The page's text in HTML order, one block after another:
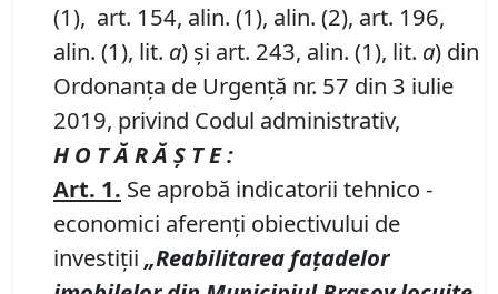
(1), art. 154, alin. (1), alin. (2), art. 196,
alin. (1), lit. a) și art. 243, alin. (1), lit. a) din
Ordonanța de Urgență nr. 57 din 3 iulie
2019, privind Codul administrativ,
H O T Ă R Ă Ş T E :
Art. 1. Se aprobă indicatorii tehnico -
economici aferenţi obiectivului de
investiții „Reabilitarea faţadelor